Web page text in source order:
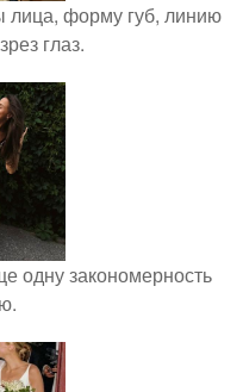
лица, форму губ, линию
глаз.
одну закономерность